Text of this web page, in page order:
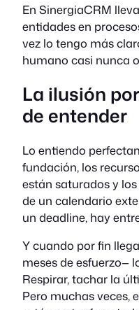
En SinergiaCRM
entidades en
vez lo tengo más
humano casi nunca
La ilusión
de entender
Lo entiendo
fundación, los
están saturados y
de un calendario
un deadline, hay
Y cuando por fin
meses de esfuerzo—
Respirar, tachar la
Pero muchas veces,